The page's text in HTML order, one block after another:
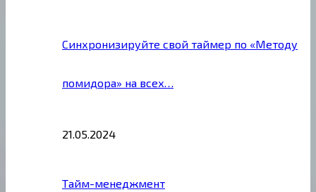
Синхронизируйте свой таймер по «Методу
помидора» на всех…
21.05.2024
Тайм-менеджмент